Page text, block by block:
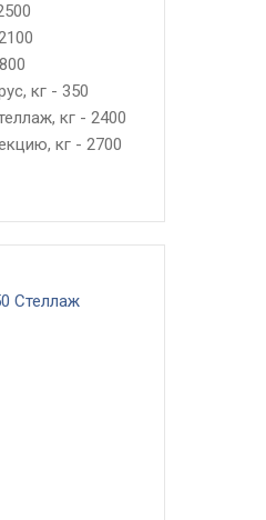
кг - 350
кг - 2400
кг - 2700